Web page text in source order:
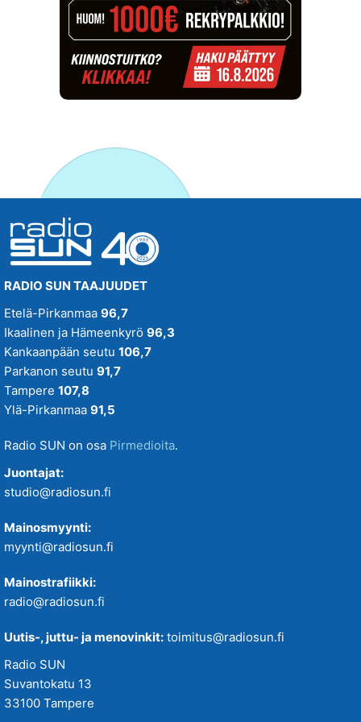
RADIO SUN TAAJUUDET
Etelä-Pirkanmaa 96,7
Ikaalinen ja Hämeenkyrö 96,3
Kankaanpään seutu 106,7
Parkanon seutu 91,7
Tampere 107,8
Ylä-Pirkanmaa 91,5
Radio SUN on osa Pirmedioita.
Juontajat:
studio@radiosun.fi
Mainosmyynti:
myynti@radiosun.fi
Mainostrafiikki:
radio@radiosun.fi
Uutis-, juttu- ja menovinkit: toimitus@radiosun.fi
Radio SUN
Suvantokatu 13
33100 Tampere